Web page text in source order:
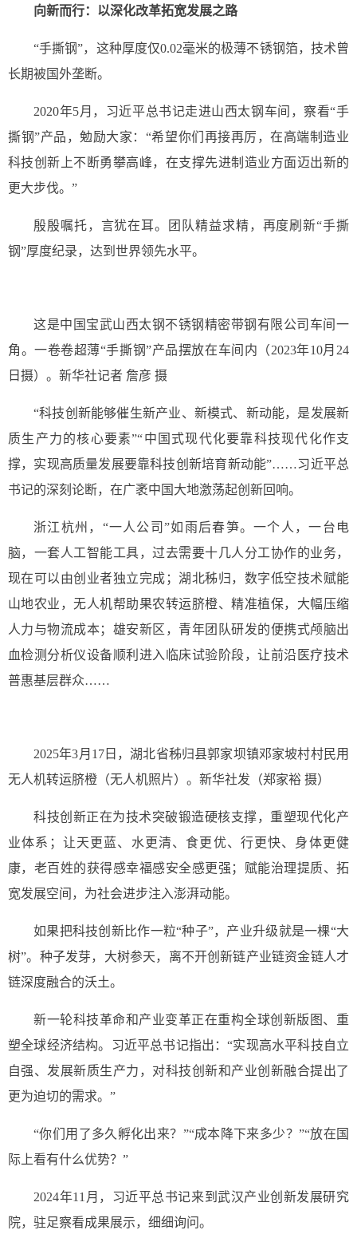
向新而行：以深化改革拓宽发展之路
“手撕钢”，这种厚度仅0.02毫米的极薄不锈钢箔，技术曾
长期被国外垄断。
2020年5月，习近平总书记走进山西太钢车间，察看“手
撕钢”产品，勉励大家：“希望你们再接再厉，在高端制造业
科技创新上不断勇攀高峰，在支撑先进制造业方面迈出新的
更大步伐。”
殷殷嘱托，言犹在耳。团队精益求精，再度刷新“手撕
钢”厚度纪录，达到世界领先水平。
这是中国宝武山西太钢不锈钢精密带钢有限公司车间一
角。一卷卷超薄“手撕钢”产品摆放在车间内（2023年10月24
日摄）。新华社记者 詹彦 摄
“科技创新能够催生新产业、新模式、新动能，是发展新
质生产力的核心要素”“中国式现代化要靠科技现代化作支
撑，实现高质量发展要靠科技创新培育新动能”……习近平总
书记的深刻论断，在广袤中国大地激荡起创新回响。
浙江杭州，“一人公司”如雨后春笋。一个人，一台电
脑，一套人工智能工具，过去需要十几人分工协作的业务，
现在可以由创业者独立完成；湖北秭归，数字低空技术赋能
山地农业，无人机帮助果农转运脐橙、精准植保，大幅压缩
人力与物流成本；雄安新区，青年团队研发的便携式颅脑出
血检测分析仪设备顺利进入临床试验阶段，让前沿医疗技术
普惠基层群众……
2025年3月17日，湖北省秭归县郭家坝镇邓家坡村村民用
无人机转运脐橙（无人机照片）。新华社发（郑家裕 摄）
科技创新正在为技术突破锻造硬核支撑，重塑现代化产
业体系；让天更蓝、水更清、食更优、行更快、身体更健
康，老百姓的获得感幸福感安全感更强；赋能治理提质、拓
宽发展空间，为社会进步注入澎湃动能。
如果把科技创新比作一粒“种子”，产业升级就是一棵“大
树”。种子发芽，大树参天，离不开创新链产业链资金链人才
链深度融合的沃土。
新一轮科技革命和产业变革正在重构全球创新版图、重
塑全球经济结构。习近平总书记指出：“实现高水平科技自立
自强、发展新质生产力，对科技创新和产业创新融合提出了
更为迫切的需求。”
“你们用了多久孵化出来？”“成本降下来多少？”“放在国
际上看有什么优势？”
2024年11月，习近平总书记来到武汉产业创新发展研究
院，驻足察看成果展示，细细询问。